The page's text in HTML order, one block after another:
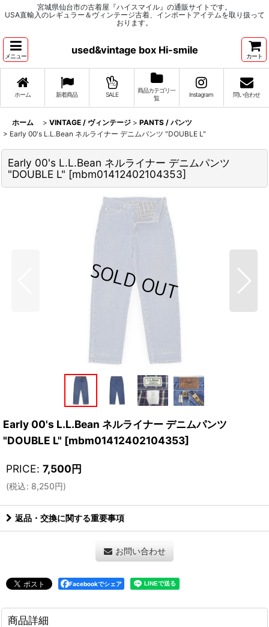
宮城県仙台市の古着屋『ハイスマイル』の通販サイトです。
USA直輸入のレギュラー＆ヴィンテージ古着、インポートアイテムを取り扱って
おります。
メニュー
used&vintage box Hi-smile
カート
ホーム 新着商品 SALE
商品カテゴリ一
覧
Instagram 問い合わせ
ホーム > VINTAGE / ヴィンテージ > PANTS / パンツ
> Early 00's L.L.Bean ネルライナー デニムパンツ "DOUBLE L"
Early 00's L.L.Bean ネルライナー デニムパンツ
"DOUBLE L" [mbm01412402104353]
Early 00's L.L.Bean ネルライナー デニムパンツ
"DOUBLE L" [mbm01412402104353]
PRICE: 7,500円
(税込: 8,250円)
返品・交換に関する重要事項
お問い合わせ
Facebookでシェア
商品詳細